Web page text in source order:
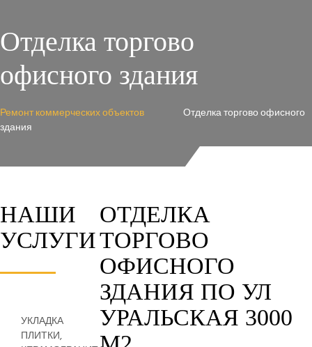
Отделка торгово
офисного здания
Ремонт коммерческих объектов
Отделка торгово офисного
здания
ОТДЕЛКА
ТОРГОВО
ОФИСНОГО
ЗДАНИЯ ПО УЛ
УРАЛЬСКАЯ 3000
НАШИ
УСЛУГИ
УКЛАДКА
ПЛИТКИ,